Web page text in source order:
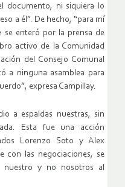
documento, ni siquiera lo
a él”. De hecho, “para mí
se enteró por la prensa de
activo de la Comunidad
del Consejo Comunal
a ninguna asamblea para
expresa Campillay.
a espaldas nuestras, sin
Esta fue una acción
Lorenzo Soto y Alex
con las negociaciones, se
nuestro y no nosotros al